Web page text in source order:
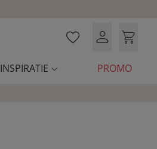
INSPIRATIE
PROMO